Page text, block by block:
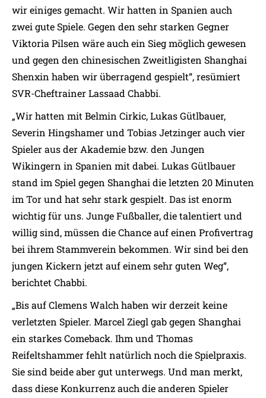
wir einiges gemacht. Wir hatten in Spanien auch
zwei gute Spiele. Gegen den sehr starken Gegner
Viktoria Pilsen wäre auch ein Sieg möglich gewesen
und gegen den chinesischen Zweitligisten Shanghai
Shenxin haben wir überragend gespielt“, resümiert
SVR-Cheftrainer Lassaad Chabbi.
„Wir hatten mit Belmin Cirkic, Lukas Gütlbauer,
Severin Hingshamer und Tobias Jetzinger auch vier
Spieler aus der Akademie bzw. den Jungen
Wikingern in Spanien mit dabei. Lukas Gütlbauer
stand im Spiel gegen Shanghai die letzten 20 Minuten
im Tor und hat sehr stark gespielt. Das ist enorm
wichtig für uns. Junge Fußballer, die talentiert und
willig sind, müssen die Chance auf einen Profivertrag
bei ihrem Stammverein bekommen. Wir sind bei den
jungen Kickern jetzt auf einem sehr guten Weg“,
berichtet Chabbi.
„Bis auf Clemens Walch haben wir derzeit keine
verletzten Spieler. Marcel Ziegl gab gegen Shanghai
ein starkes Comeback. Ihm und Thomas
Reifeltshammer fehlt natürlich noch die Spielpraxis.
Sie sind beide aber gut unterwegs. Und man merkt,
dass diese Konkurrenz auch die anderen Spieler